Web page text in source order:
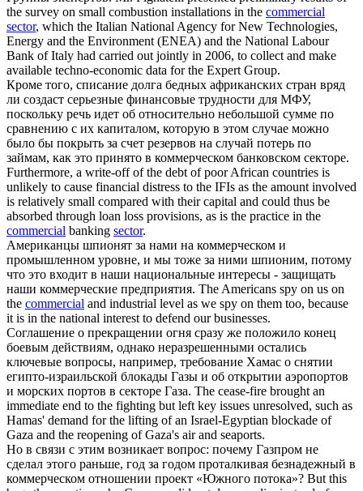
the survey on small combustion installations in the commercial
sector, which the Italian National Agency for New Technologies,
Energy and the Environment (ENEA) and the National Labour
Bank of Italy had carried out jointly in 2006, to collect and make
available techno-economic data for the Expert Group.
Кроме того, списание долга бедных африканских стран вряд
ли создаст серьезные финансовые трудности для МФУ,
поскольку речь идет об относительно небольшой сумме по
сравнению с их капиталом, которую в этом случае можно
было бы покрыть за счет резервов на случай потерь по
займам, как это принято в коммерческом банковском секторе.
Furthermore, a write-off of the debt of poor African countries is
unlikely to cause financial distress to the IFIs as the amount involved
is relatively small compared with their capital and could thus be
absorbed through loan loss provisions, as is the practice in the
commercial banking sector.
Американцы шпионят за нами на коммерческом и
промышленном уровне, и мы тоже за ними шпионим, потому
что это входит в наши национальные интересы - защищать
наши коммерческие предприятия. The Americans spy on us on
the commercial and industrial level as we spy on them too, because
it is in the national interest to defend our businesses.
Соглашение о прекращении огня сразу же положило конец
боевым действиям, однако неразрешенными остались
ключевые вопросы, например, требование Хамас о снятии
египто-израильской блокады Газы и об открытии аэропортов
и морских портов в секторе Газа. The cease-fire brought an
immediate end to the fighting but left key issues unresolved, such as
Hamas' demand for the lifting of an Israel-Egyptian blockade of
Gaza and the reopening of Gaza's air and seaports.
Но в связи с этим возникает вопрос: почему Газпром не
сделал этого раньше, год за годом проталкивая безнадежный в
коммерческом отношении проект «Южного потока»? But this